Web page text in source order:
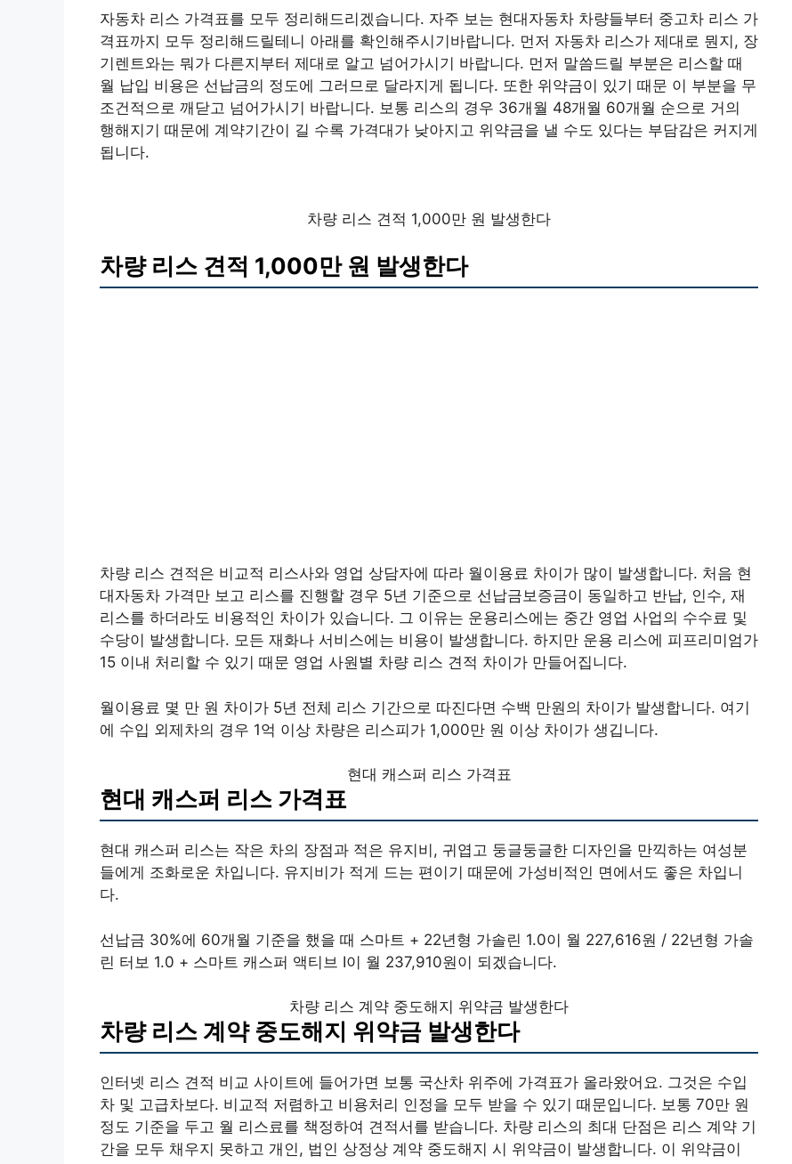
자동차 리스 가격표를 모두 정리해드리겠습니다. 자주 보는 현대자동차 차량들부터 중고차 리스 가
격표까지 모두 정리해드릴테니 아래를 확인해주시기바랍니다. 먼저 자동차 리스가 제대로 뭔지, 장
기렌트와는 뭐가 다른지부터 제대로 알고 넘어가시기 바랍니다. 먼저 말씀드릴 부분은 리스할 때
월 납입 비용은 선납금의 정도에 그러므로 달라지게 됩니다. 또한 위약금이 있기 때문 이 부분을 무
조건적으로 깨닫고 넘어가시기 바랍니다. 보통 리스의 경우 36개월 48개월 60개월 순으로 거의
행해지기 때문에 계약기간이 길 수록 가격대가 낮아지고 위약금을 낼 수도 있다는 부담감은 커지게
됩니다.
차량 리스 견적 1,000만 원 발생한다
차량 리스 견적 1,000만 원 발생한다
차량 리스 견적은 비교적 리스사와 영업 상담자에 따라 월이용료 차이가 많이 발생합니다. 처음 현
대자동차 가격만 보고 리스를 진행할 경우 5년 기준으로 선납금보증금이 동일하고 반납, 인수, 재
리스를 하더라도 비용적인 차이가 있습니다. 그 이유는 운용리스에는 중간 영업 사업의 수수료 및
수당이 발생합니다. 모든 재화나 서비스에는 비용이 발생합니다. 하지만 운용 리스에 피프리미엄가
15 이내 처리할 수 있기 때문 영업 사원별 차량 리스 견적 차이가 만들어집니다.
월이용료 몇 만 원 차이가 5년 전체 리스 기간으로 따진다면 수백 만원의 차이가 발생합니다. 여기
에 수입 외제차의 경우 1억 이상 차량은 리스피가 1,000만 원 이상 차이가 생깁니다.
현대 캐스퍼 리스 가격표
현대 캐스퍼 리스 가격표
현대 캐스퍼 리스는 작은 차의 장점과 적은 유지비, 귀엽고 둥글둥글한 디자인을 만끽하는 여성분
들에게 조화로운 차입니다. 유지비가 적게 드는 편이기 때문에 가성비적인 면에서도 좋은 차입니
다.
선납금 30%에 60개월 기준을 했을 때 스마트 + 22년형 가솔린 1.0이 월 227,616원 / 22년형 가솔
린 터보 1.0 + 스마트 캐스퍼 액티브 I이 월 237,910원이 되겠습니다.
차량 리스 계약 중도해지 위약금 발생한다
차량 리스 계약 중도해지 위약금 발생한다
인터넷 리스 견적 비교 사이트에 들어가면 보통 국산차 위주에 가격표가 올라왔어요. 그것은 수입
차 및 고급차보다. 비교적 저렴하고 비용처리 인정을 모두 받을 수 있기 때문입니다. 보통 70만 원
정도 기준을 두고 월 리스료를 책정하여 견적서를 받습니다. 차량 리스의 최대 단점은 리스 계약 기
간을 모두 채우지 못하고 개인, 법인 상정상 계약 중도해지 시 위약금이 발생합니다. 이 위약금이